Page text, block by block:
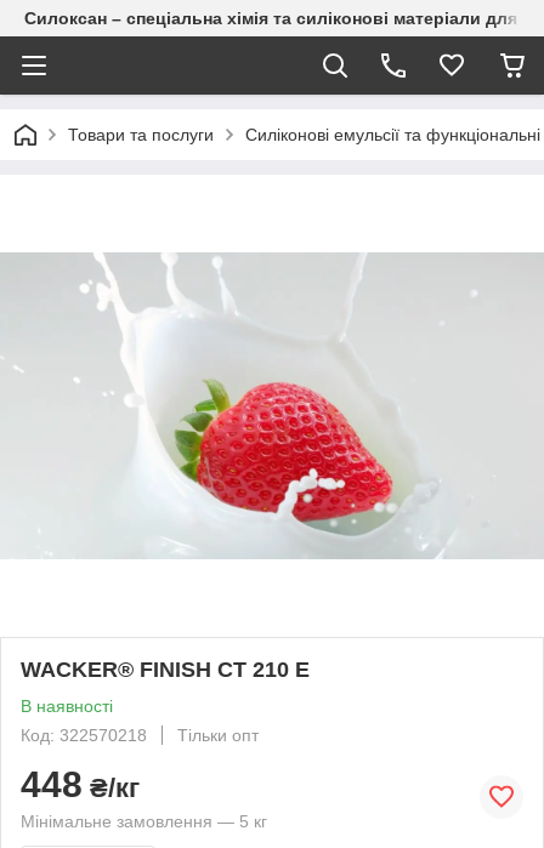
Силоксан – спеціальна хімія та силіконові матеріали для
Товари та послуги Силіконові емульсії та
WACKER® FINISH CT 210 E
В наявності
Код: 322570218
Тільки опт
448 ₴/кг
Мінімальне замовлення — 5 кг